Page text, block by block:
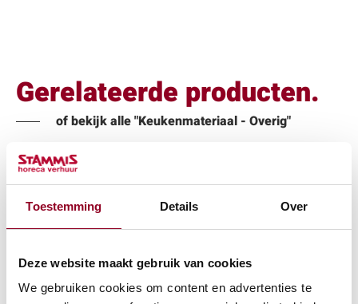
Toestemming Details Over
Deze website maakt gebruik van cookies
We gebruiken cookies om content en advertenties te
Gerelateerde producten.
of bekijk alle "Keukenmateriaal - Overig"
Schuimspaan
Regaalwagen met